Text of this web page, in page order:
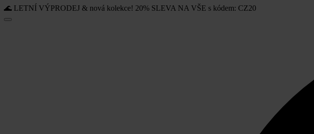
🌊 LETNÍ VÝPRODEJ & nová kolekce! 20% SLEVA NA VŠE s kódem: CZ20